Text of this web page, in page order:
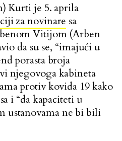
Kurti je 5. aprila
za novinare sa
Vitijom (Arben
da su se, “imajući u
porasta broja
njegovoga kabineta
protiv kovida 19 kako
i “da kapaciteti u
ustanovama ne bi bili